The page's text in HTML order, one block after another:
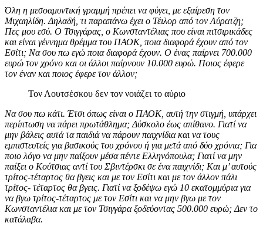
Όλη η μεσοαμυντική γραμμή πρέπει να φύγει, με εξαίρεση τον
Μιχαηλίδη. Δηλαδή, τι παραπάνω έχει ο Τέιλορ από τον Λύρατζη;
Πες μου εσύ. Ο Τσιγγάρας, ο Κωνσταντέλιας που είναι πιτσιρικάδες
και είναι γέννημα θρέμμα του ΠΑΟΚ, ποια διαφορά έχουν από τον
Εσίτι; Να σου πω εγώ ποια διαφορά έχουν. Ο ένας παίρνει 700.000
ευρώ τον χρόνο και οι άλλοι παίρνουν 10.000 ευρώ. Ποιος έφερε
τον έναν και ποιος έφερε τον άλλον;
Τον Λουτσέσκου δεν τον νοιάζει το αύριο
Να σου πω κάτι. Έτσι όπως είναι ο ΠΑΟΚ, αυτή την στιγμή, υπάρχει
περίπτωση να πάρει πρωτάθλημα; Δύσκολο έως απίθανο. Γιατί να
μην βάλεις αυτά τα παιδιά να πάρουν παιχνίδια και να τους
εμπιστευτείς για βασικούς του χρόνου ή για μετά από δύο χρόνια; Για
ποιο λόγο να μην παίξουν μέσα πέντε Ελληνόπουλα; Γιατί να μην
παίξει ο Κούτσιας αντί του Σβιντέρσκι σε ένα παιχνίδι; Και μ’ αυτούς
τρίτος-τέταρτος θα βγεις και με τον Εσίτι και με τον άλλον πάλι
τρίτος- τέταρτος θα βγεις. Γιατί να ξοδέψω εγώ 10 εκατομμύρια για
να βγω τρίτος-τέταρτος με τον Εσίτι και να μην βγω με τον
Κωνσταντέλια και με τον Τσιγγάρα ξοδεύοντας 500.000 ευρώ; Δεν το
κατάλαβα.